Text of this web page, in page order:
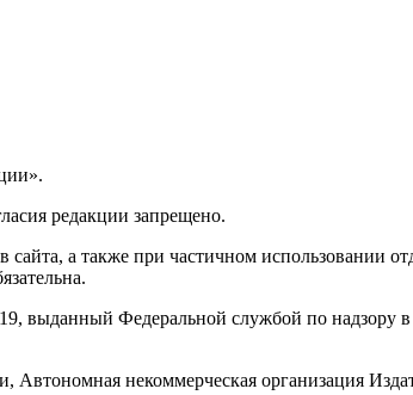
редакции запрещено.
сайта, а также при частичном использовании
Федеральной службой по надзору
Автономная некоммерческая организация